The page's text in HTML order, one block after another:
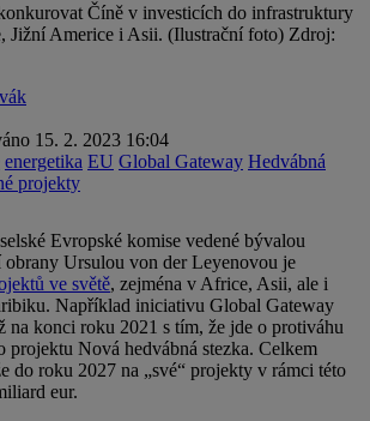
Číně v investicích do infrastruktury
Jižní Americe i Asii. (Ilustrační foto) Zdroj:
15. 2. 2023 16:04
energetika EU Global Gateway Hedvábná
projekty
Evropské komise vedené bývalou
Ursulou von der Leyenovou je
ve světě, zejména v Africe, Asii, ale i
Například iniciativu Global Gateway
na konci roku 2021 s tím, že jde o protiváhu
projektu Nová hedvábná stezka. Celkem
do roku 2027 na „své“ projekty v rámci této
eur.